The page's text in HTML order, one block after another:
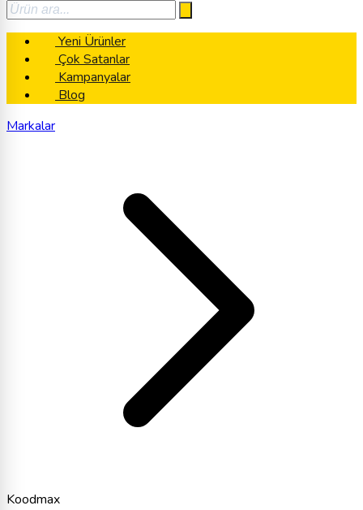
Yeni Ürünler
Çok Satanlar
Kampanyalar
Blog
Markalar
Koodmax